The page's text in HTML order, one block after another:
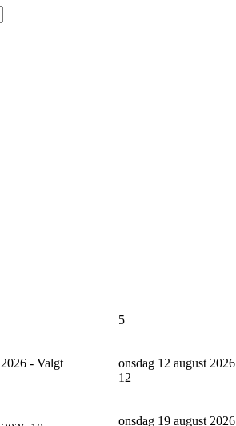
5
- Valgt
onsdag 12 august 2026
12
onsdag 19 august 2026